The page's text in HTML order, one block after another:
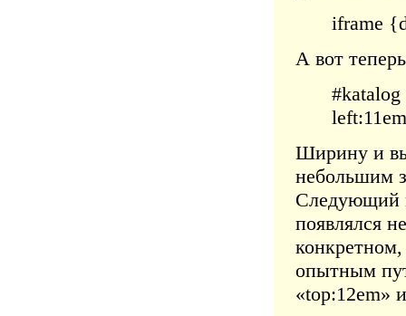
iframe
А вот
Ширину и
небольшим
Следующий
появлялся
опытным
«top:12em»